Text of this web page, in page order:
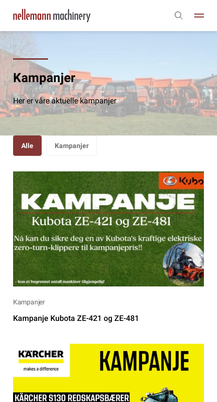
Kampanjer
Her er våre aktuelle kampanjer
Alle Kampanjer
Kampanjer
Kampanje Kubota ZE-421 og ZE-481